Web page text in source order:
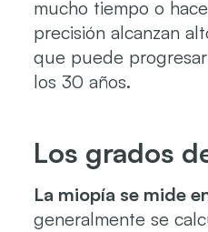
mucho tiempo o
precisión alcanzan
que puede
los 30 años.
Los grados
La miopía se mide
generalmente se